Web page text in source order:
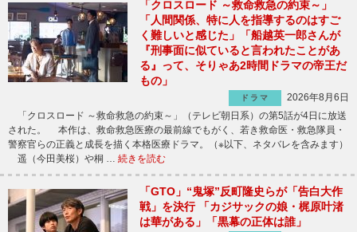
「クロスロード ～救命救急の約束～」
「人間関係、特に人を指導するのはすご
く難しいと感じた」「船越英一郎さんが
『刑事面に似ていると言われたことがあ
る』って、そりゃあ2時間ドラマの帝王だ
もの」
ドラマ
2026年8月6日
「クロスロード ～救命救急の約束～」（テレビ朝日系）の第5話が4日に放送
された。 本作は、救命救急医療の最前線でもがく、若き救命医・救急隊員・
警察官らの正義と成長を描く本格医療ドラマ。（※以下、ネタバレを含みます）
遥（今田美桜）や桐 … 続きを読む
「GTO」“鬼塚”反町隆史らが「告白大作
戦」を決行 「カジサックの娘・梶原叶渚
は華がある」「黒幕の正体は誰」